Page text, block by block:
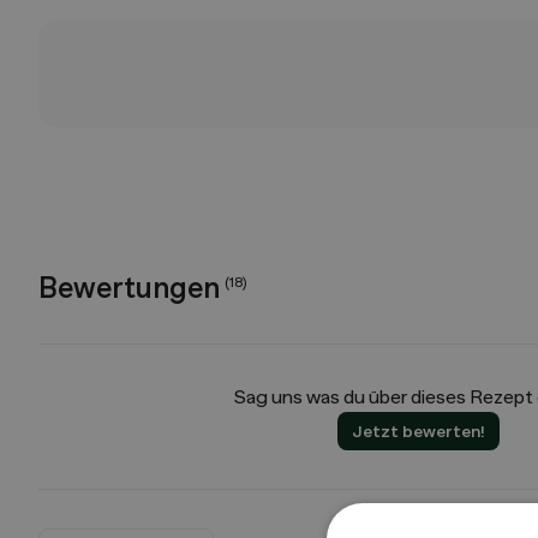
Bewertungen (18)
Sag uns was du über dieses
Jetzt bewerten!